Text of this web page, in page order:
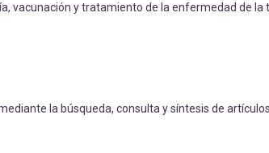
vacunación y tratamiento de la enfermedad de la
la búsqueda, consulta y síntesis de